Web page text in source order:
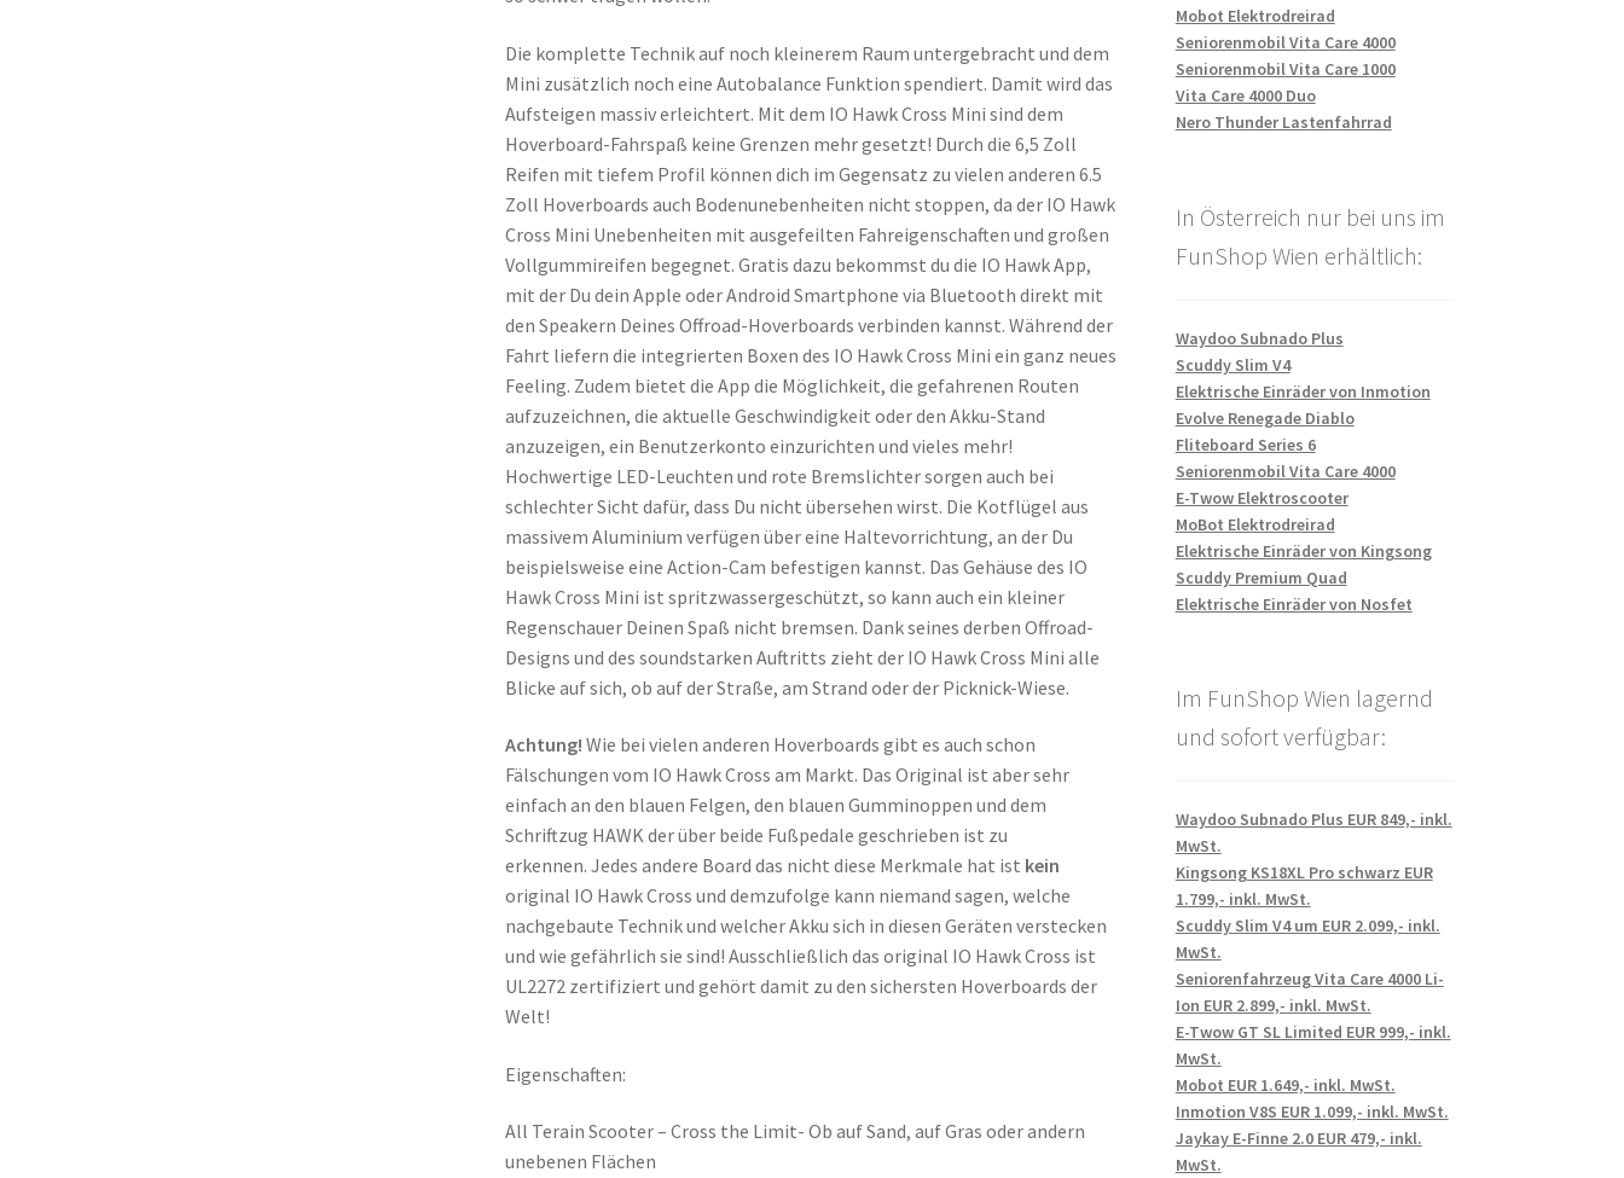
Die komplette Technik auf noch kleinerem Raum untergebracht und dem
Mini zusätzlich noch eine Autobalance Funktion spendiert. Damit wird das
Aufsteigen massiv erleichtert. Mit dem IO Hawk Cross Mini sind dem
Hoverboard-Fahrspaß keine Grenzen mehr gesetzt! Durch die 6,5 Zoll
Reifen mit tiefem Profil können dich im Gegensatz zu vielen anderen 6.5
Zoll Hoverboards auch Bodenunebenheiten nicht stoppen, da der IO Hawk
Cross Mini Unebenheiten mit ausgefeilten Fahreigenschaften und großen
Vollgummireifen begegnet. Gratis dazu bekommst du die IO Hawk App,
mit der Du dein Apple oder Android Smartphone via Bluetooth direkt mit
den Speakern Deines Offroad-Hoverboards verbinden kannst. Während der
Fahrt liefern die integrierten Boxen des IO Hawk Cross Mini ein ganz neues
Feeling. Zudem bietet die App die Möglichkeit, die gefahrenen Routen
aufzuzeichnen, die aktuelle Geschwindigkeit oder den Akku-Stand
anzuzeigen, ein Benutzerkonto einzurichten und vieles mehr!
Hochwertige LED-Leuchten und rote Bremslichter sorgen auch bei
schlechter Sicht dafür, dass Du nicht übersehen wirst. Die Kotflügel aus
massivem Aluminium verfügen über eine Haltevorrichtung, an der Du
beispielsweise eine Action-Cam befestigen kannst. Das Gehäuse des IO
Hawk Cross Mini ist spritzwassergeschützt, so kann auch ein kleiner
Regenschauer Deinen Spaß nicht bremsen. Dank seines derben Offroad-
Designs und des soundstarken Auftritts zieht der IO Hawk Cross Mini alle
Blicke auf sich, ob auf der Straße, am Strand oder der Picknick-Wiese.
Achtung! Wie bei vielen anderen Hoverboards gibt es auch schon
Fälschungen vom IO Hawk Cross am Markt. Das Original ist aber sehr
einfach an den blauen Felgen, den blauen Gumminoppen und dem
Schriftzug HAWK der über beide Fußpedale geschrieben ist zu
erkennen. Jedes andere Board das nicht diese Merkmale hat ist kein
original IO Hawk Cross und demzufolge kann niemand sagen, welche
nachgebaute Technik und welcher Akku sich in diesen Geräten verstecken
und wie gefährlich sie sind! Ausschließlich das original IO Hawk Cross ist
UL2272 zertifiziert und gehört damit zu den sichersten Hoverboards der
Welt!
Eigenschaften:
All Terain Scooter – Cross the Limit- Ob auf Sand, auf Gras oder andern
unebenen Flächen
Mobot Elektrodreirad
Seniorenmobil Vita Care 4000
Seniorenmobil Vita Care 1000
Vita Care 4000 Duo
Nero Thunder Lastenfahrrad
In Österreich nur bei uns im
FunShop Wien erhältlich:
Waydoo Subnado Plus
Scuddy Slim V4
Elektrische Einräder von Inmotion
Evolve Renegade Diablo
Fliteboard Series 6
Seniorenmobil Vita Care 4000
E-Twow Elektroscooter
MoBot Elektrodreirad
Elektrische Einräder von Kingsong
Scuddy Premium Quad
Elektrische Einräder von Nosfet
Im FunShop Wien lagernd
und sofort verfügbar:
Waydoo Subnado Plus EUR 849,- inkl.
MwSt.
Kingsong KS18XL Pro schwarz EUR
1.799,- inkl. MwSt.
Scuddy Slim V4 um EUR 2.099,- inkl.
MwSt.
Seniorenfahrzeug Vita Care 4000 Li-
Ion EUR 2.899,- inkl. MwSt.
E-Twow GT SL Limited EUR 999,- inkl.
MwSt.
Mobot EUR 1.649,- inkl. MwSt.
Inmotion V8S EUR 1.099,- inkl. MwSt.
Jaykay E-Finne 2.0 EUR 479,- inkl.
MwSt.